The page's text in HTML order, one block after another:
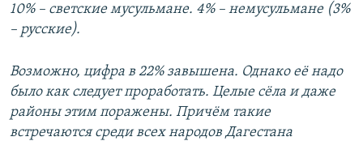
10% – светские мусульмане. 4% – немусульмане (3%
– русские).
Возможно, цифра в 22% завышена. Однако её надо
было как следует проработать. Целые сёла и даже
районы этим поражены. Причём такие
встречаются среди всех народов Дагестана